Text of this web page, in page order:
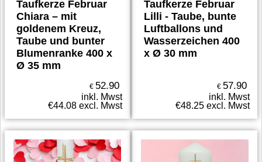
Taufkerze Februar
Chiara – mit
goldenem Kreuz,
Taube und bunter
Blumenranke 400 x
Ø 35 mm
€ 52.90
inkl. Mwst
€44.08 excl. Mwst
Taufkerze Februar
Lilli - Taube, bunte
Luftballons und
Wasserzeichen 400
x Ø 30 mm
€ 57.90
inkl. Mwst
€48.25 excl. Mwst